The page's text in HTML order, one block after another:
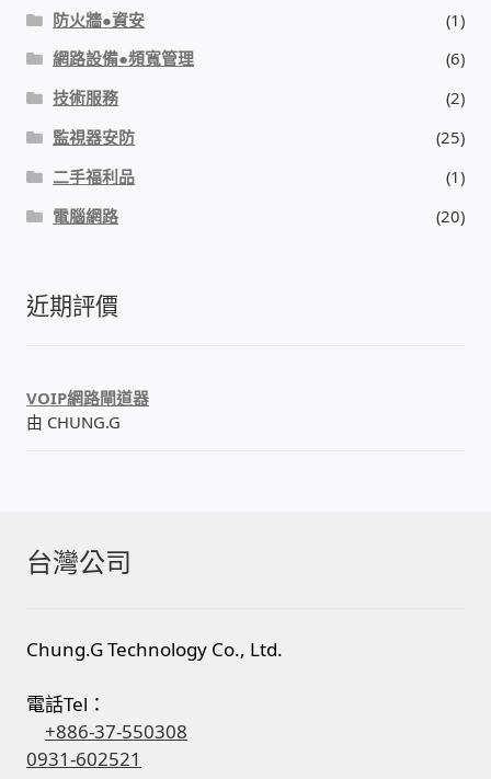
充電樁
線上網路購物
DIY材料
我的帳號
購物車
防火牆●資安
(1)
網路設備●頻寬管理
(6)
技術服務
(2)
監視器安防
(25)
二手福利品
(1)
電腦網路
(20)
近期評價
VOIP網路閘道器
由 CHUNG.G
台灣公司
Chung.G Technology Co., Ltd.
電話Tel：
+886-37-550308
0931-602521